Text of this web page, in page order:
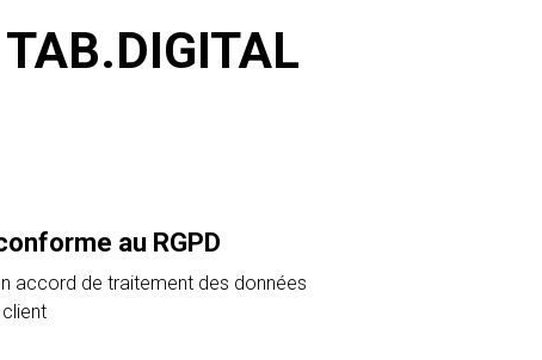
au RGPD
accord de traitement des données